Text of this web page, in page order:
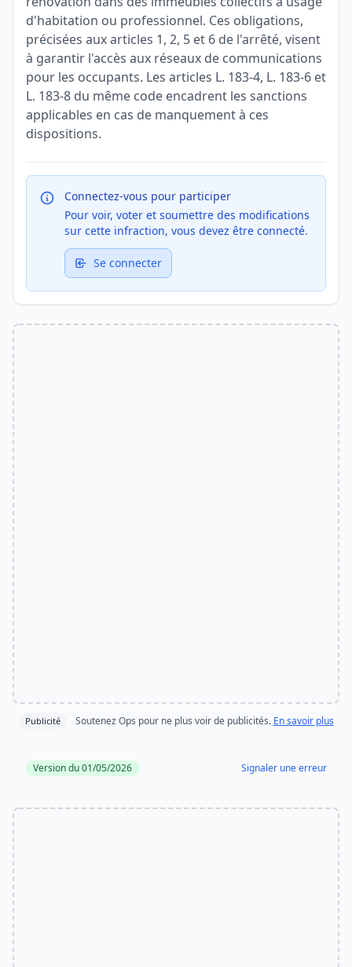
d'habitation ou professionnel. Ces obligations,
précisées aux articles 1, 2, 5 et 6 de l'arrêté, visent
à garantir l'accès aux réseaux de communications
pour les occupants. Les articles L. 183-4, L. 183-6 et
L. 183-8 du même code encadrent les sanctions
applicables en cas de manquement à ces
dispositions.
Connectez-vous pour participer
Pour voir, voter et soumettre des modifications
sur cette infraction, vous devez être connecté.
Se connecter
Publicité Soutenez Ops pour ne plus voir de publicités. En savoir plus
Version du 01/05/2026 Signaler une erreur